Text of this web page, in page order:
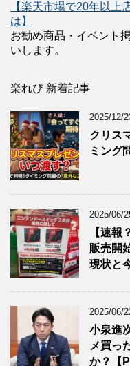
【楽天市場で20年以上
は】
お勧め商品・イベント
いします。
楽れび 新着記事
2025/12/
クリス
ミング
2025/06/
【速
販売開
現状と
2025/06/
小泉進
メ買っ
か？【